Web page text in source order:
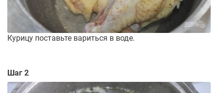
Курицу поставьте вариться в воде.
Шаг 2